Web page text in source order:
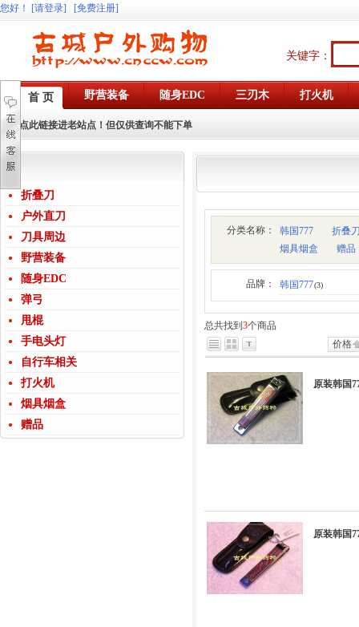
您好 ！ [请登录] [免费注册]
关键字：
首 页 野营装备 随身EDC 三刃木 打火机
点此链接进老站点！但仅供查询不能下单
折叠刀
户外直刀
刀具周边
野营装备
随身EDC
弹弓
甩棍
手电头灯
自行车相关
打火机
烟具烟盒
赠品
分类名称： 韩国777
折叠
烟具烟盒
赠品
品牌： 韩国777(3)
总共找到 3个商品
价格
原装韩国
原装韩国